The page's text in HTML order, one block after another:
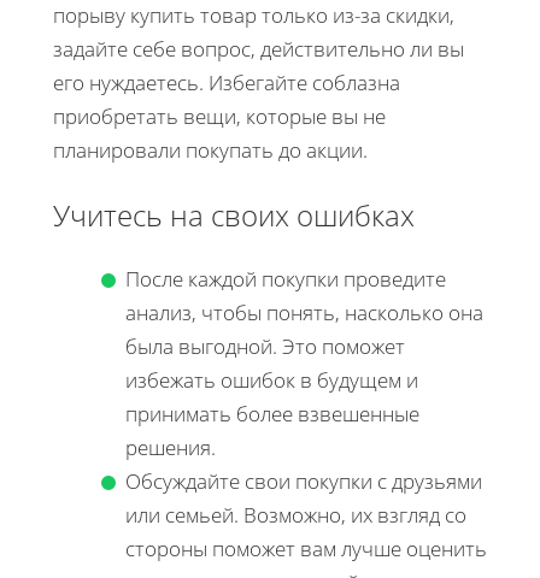
порыву купить товар только из-за скидки,
задайте себе вопрос, действительно ли вы
его нуждаетесь. Избегайте соблазна
приобретать вещи, которые вы не
планировали покупать до акции.
Учитесь на своих ошибках
После каждой покупки проведите
анализ, чтобы понять, насколько она
была выгодной. Это поможет
избежать ошибок в будущем и
принимать более взвешенные
решения.
Обсуждайте свои покупки с друзьями
или семьей. Возможно, их взгляд со
стороны поможет вам лучше оценить